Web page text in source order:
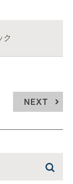
ク
NEXT